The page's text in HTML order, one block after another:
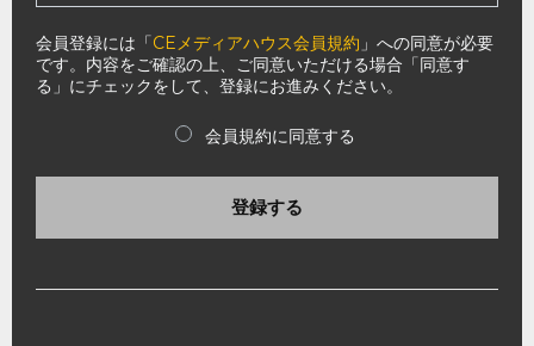
会員登録には「CEメディアハウス会員規約 」への同意が必要
です。内容をご確認の上、ご同意いただける場合「同意す
る」にチェックをして、登録にお進みください。
会員規約に同意する
登録する